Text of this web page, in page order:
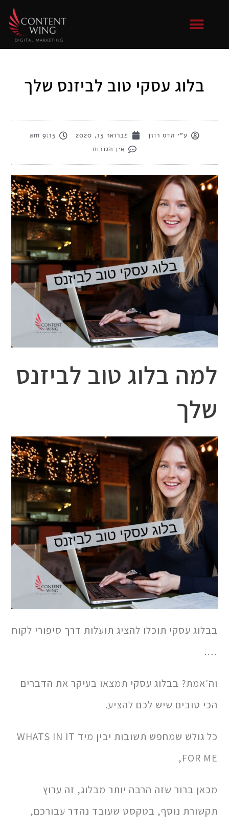
בלוג עסקי טוב לביזנס שלך
ע"י הדס רוזן פברואר 13, 2020
9:15 am
אין תגובות
למה בלוג טוב לביזנס
שלך
בבלוג עסקי תוכלו להציג תועלות דרך סיפורי לקוח
….
וה'אמת? בבלוג עסקי תמצאו בעיקר את הדברים
הכי טובים שיש לכם להציע.
כל גולש שמחפש תשובות יבין מיד WHATS IN IT
FOR ME,
מכאן ברור שזה הרבה יותר מבלוג, זה ערוץ
תקשורת נוסף, בטקסט שעובד נהדר עבורכם,